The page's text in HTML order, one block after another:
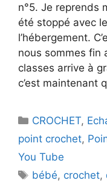
n°5. Je reprends
été stoppé avec
l’hébergement.
nous sommes fin
classes arrive à
c’est maintenant
Catégories
CROCHET,
point crochet,
You Tube
Étiquettes
bébé, crochet,